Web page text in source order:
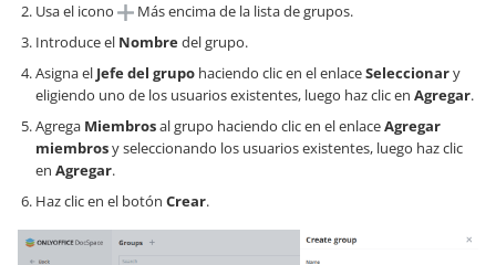
Usa el icono
Más encima de la lista de grupos.
Introduce el Nombredel grupo.
Asigna el Jefe del grupo haciendo clic en el enlaceSeleccionary
eligiendo uno de los usuarios existentes, luego haz clic en Agregar.
Agrega Miembrosal grupo haciendo clic en el enlaceAgregar
miembrosy seleccionando los usuarios existentes, luego haz clic
en Agregar.
Haz clic en el botón Crear.